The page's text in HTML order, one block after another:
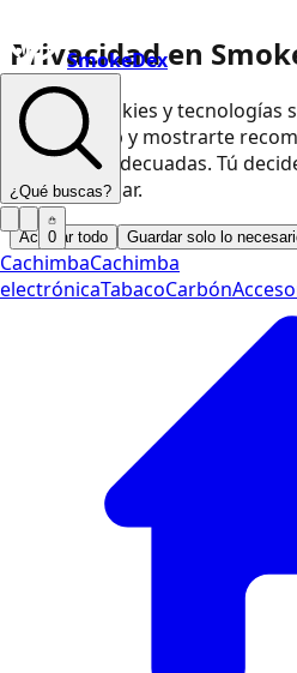
Privacidad en
Usamos cookies y
nuestra web y mostrarte
productos adecuadas. Tú
podemos usar.
Aceptar todo Guardar solo lo
SmokeDex
¿Qué buscas?
0
CachimbaCachimba
electrónicaTabacoCarbón